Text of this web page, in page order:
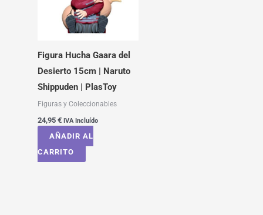
Figura Hucha Gaara del
Desierto 15cm | Naruto
Shippuden | PlasToy
Figuras y Coleccionables
24,95 € IVA Incluído
AÑADIR AL
CARRITO